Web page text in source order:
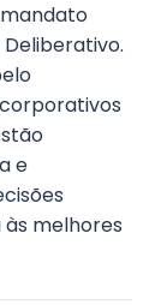
e
melhores